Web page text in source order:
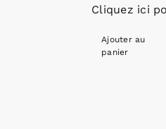
Cliquez ici
Ajouter au
panier